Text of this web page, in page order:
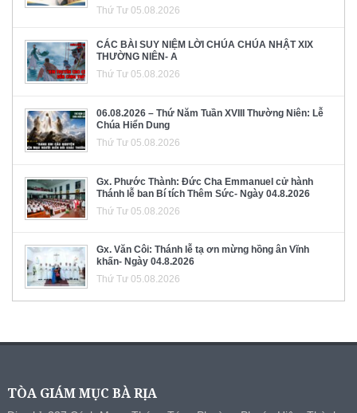
Thứ Tư 05.08.2026
CÁC BÀI SUY NIỆM LỜI CHÚA CHÚA NHẬT XIX
THƯỜNG NIÊN- A
Thứ Tư 05.08.2026
06.08.2026 – Thứ Năm Tuần XVIII Thường Niên: Lễ
Chúa Hiển Dung
Thứ Tư 05.08.2026
Gx. Phước Thành: Đức Cha Emmanuel cử hành
Thánh lễ ban Bí tích Thêm Sức- Ngày 04.8.2026
Thứ Tư 05.08.2026
Gx. Văn Côi: Thánh lễ tạ ơn mừng hồng ân Vĩnh
khấn- Ngày 04.8.2026
Thứ Tư 05.08.2026
TÒA GIÁM MỤC BÀ RỊA